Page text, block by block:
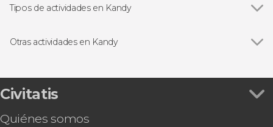
Tipos de actividades en Kandy
Visitas guiadas y free tours
Otras actividades en Kandy
Peak
Ruta privada de trekking por la cordillera
Tour privado de 2 días por Nuwara Eliya y
Civitatis
Quiénes somos